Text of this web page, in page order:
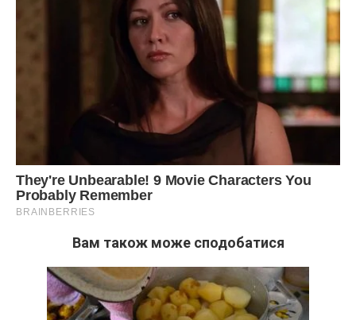
Вам також може сподобатися